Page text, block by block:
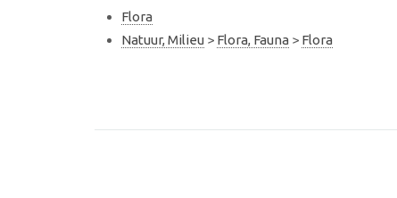
Flora
Natuur, Milieu > Flora, Fauna > Flora